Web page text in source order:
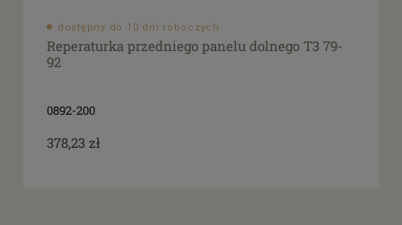
dostępny do 10 dni roboczych
Reperaturka przedniego panelu dolnego T3 79-
92
0892-200
378,23 zł